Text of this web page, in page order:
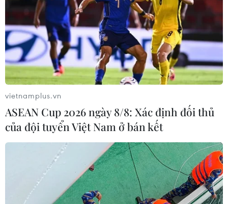
'Tướng diệt COVID-19' đến thị sát
tâm dịch tại Chí Linh
18/02/2021 06:25
Sáng 18/2, Thứ trưởng Bộ Y tế Nguyễn Trường Sơn đã
vietnamplus.vn
ASEAN Cup 2026 ngày 8/8: Xác định đối thủ
của đội tuyển Việt Nam ở bán kết